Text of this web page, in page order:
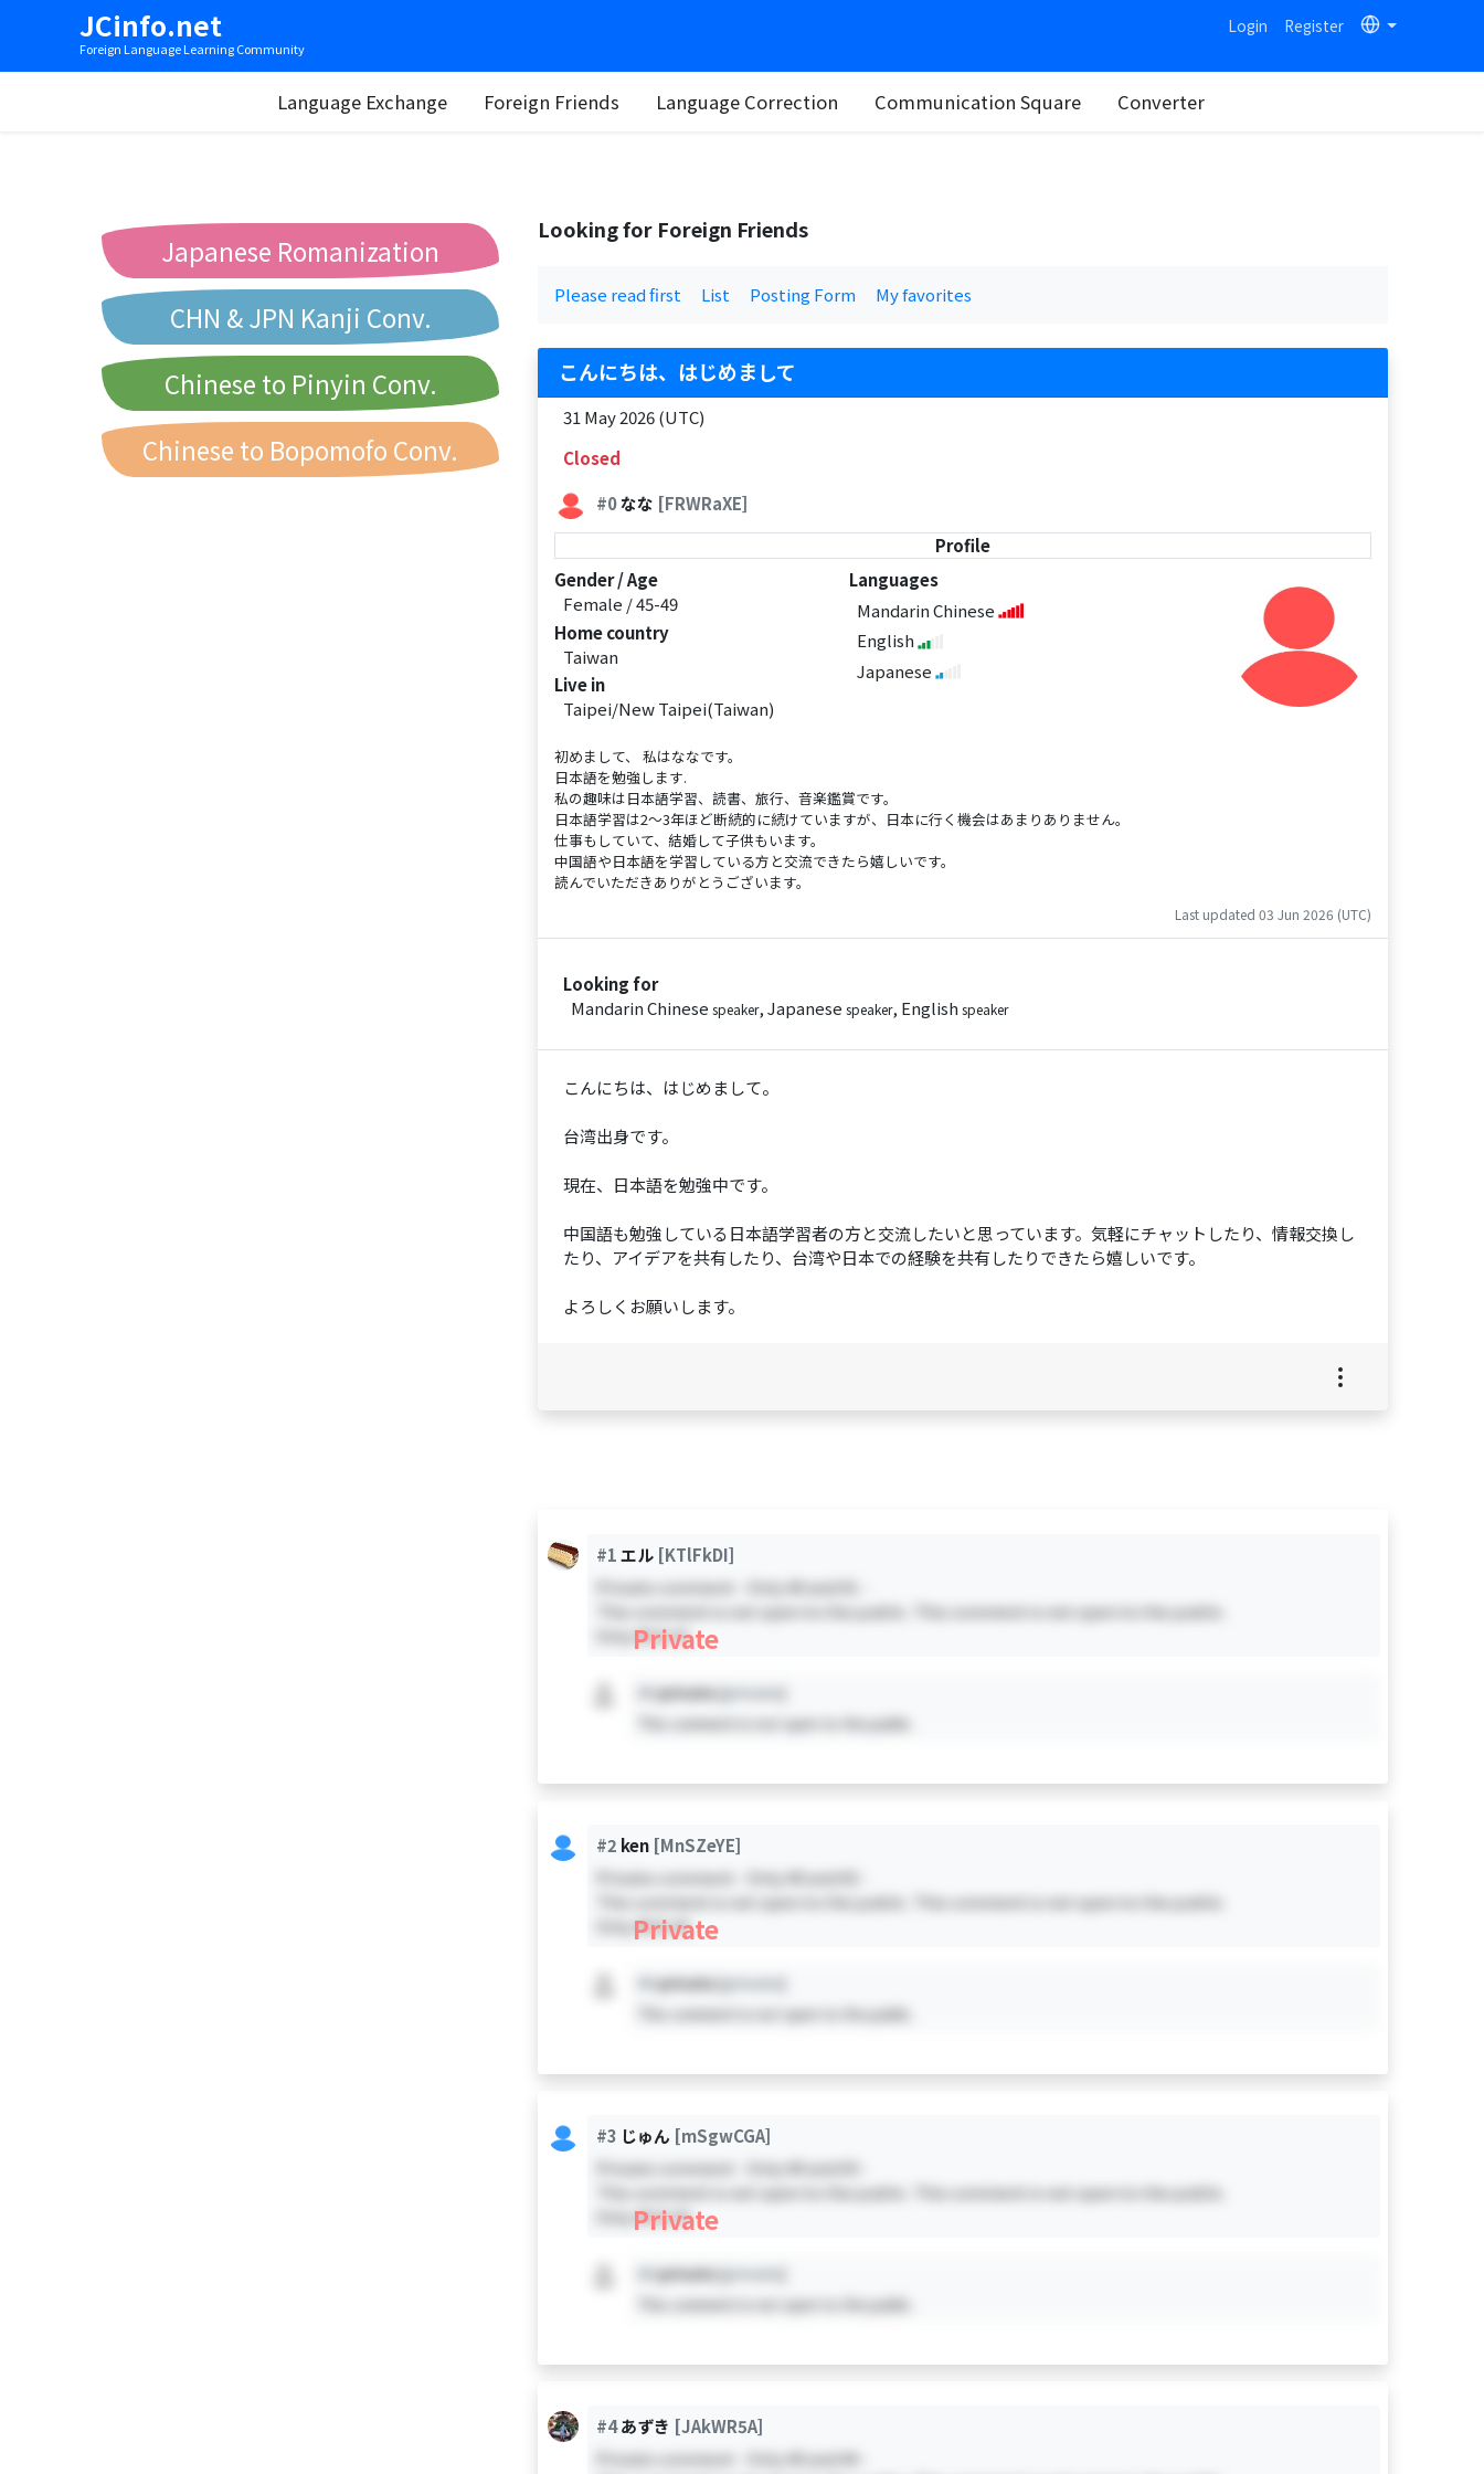
JCinfo.net
Foreign Language Learning Community
Login Register
Language Exchange Foreign Friends Language Correction Communication Square Converter
Looking for Foreign Friends
Please read first List Posting Form My favorites
こんにちは、はじめまして
31 May 2026 (UTC)
Closed
#0なな [FRWRaXE]
Profile
Gender / Age
Female / 45-49
Home country
Taiwan
Live in
Taipei/New Taipei(Taiwan)
Languages
Mandarin Chinese
English
Japanese
初めまして、 私はななです。
日本語を勉強します.
私の趣味は日本語学習、読書、旅行、音楽鑑賞です。
日本語学習は2～3年ほど断続的に続けていますが、日本に行く機会はあまりありません。
仕事もしていて、結婚して子供もいます。
中国語や日本語を学習している方と交流できたら嬉しいです。
読んでいただきありがとうございます。
Last updated 03 Jun 2026 (UTC)
Looking for
Mandarin Chinese speaker, Japanese speaker, English speaker
こんにちは、はじめまして。
台湾出身です。
現在、日本語を勉強中です。
中国語も勉強している日本語学習者の方と交流したいと思っています。気軽にチャットしたり、情報交換し
たり、アイデアを共有したり、台湾や日本での経験を共有したりできたら嬉しいです。
よろしくお願いします。
#1エル [KTlFkDI]
Private comment - Only #0 and #1 -
This comment is not open to the public. This comment is not open to the public.
Only #0 & #1
Private
private [private]
This comment is not open to the public.
#2 ken [MnSZeYE]
Private comment - Only #0 and #2 -
This comment is not open to the public. This comment is not open to the public.
Only #0 & #2
Private
private [private]
This comment is not open to the public.
#3 じゅん [mSgwCGA]
Private comment - Only #0 and #3 -
This comment is not open to the public. This comment is not open to the public.
Only #0 & #3
Private
private [private]
This comment is not open to the public.
#4あずき [JAkWR5A]
Private comment - Only #0 and #4 -
Japanese Romanization
CHN & JPN Kanji Conv.
Chinese to Pinyin Conv.
Chinese to Bopomofo Conv.